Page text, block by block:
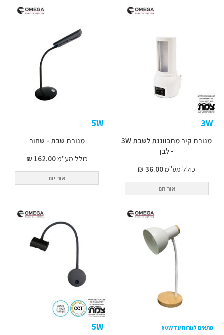
3W
מנורת קיר מתכווננת לשבת 3W
- לבן
כולל מע"מ36.00 ₪
אור חם
5W
מנורת שבת - שחור
כולל מע"מ162.00 ₪
אור יום
מתאים לנורות עד 60W 5W